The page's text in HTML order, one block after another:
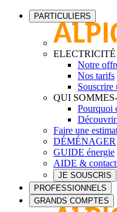
PARTICULIERS
ELECTRICITÉ
Notre
Nos tarifs
Souscrire
QUI
Pourquoi
Faire une
DÉMÉNAGER
GUIDE énergie
AIDE &
JE SOUSCRIS
PROFESSIONNELS
GRANDS COMPTES